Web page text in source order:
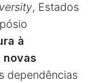
, Estados
à
novas
dependências